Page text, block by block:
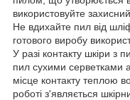
використовуйте
Не вдихайте пил від
готового виробу
У разі контакту шкіри з
пил сухими серветками
місце контакту теплою
роботі з'являється